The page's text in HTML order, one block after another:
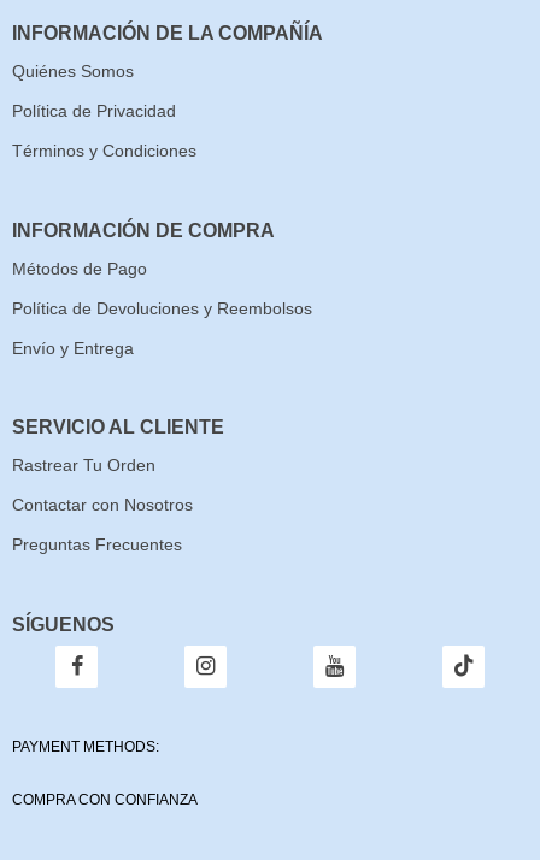
INFORMACIÓN DE LA COMPAÑÍA
Quiénes Somos
Política de Privacidad
Términos y Condiciones
INFORMACIÓN DE COMPRA
Métodos de Pago
Política de Devoluciones y Reembolsos
Envío y Entrega
SERVICIO AL CLIENTE
Rastrear Tu Orden
Contactar con Nosotros
Preguntas Frecuentes
SÍGUENOS
PAYMENT METHODS:
COMPRA CON CONFIANZA